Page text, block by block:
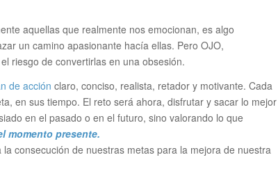
aquellas que realmente nos emocionan, es algo
un camino apasionante hacía ellas. Pero OJO,
riesgo de convertirlas en una obsesión.
de acción claro, conciso, realista, retador y motivante. Cada
en sus tiempo. El reto será ahora, disfrutar y sacar lo mejor
en el pasado o en el futuro, sino valorando lo que
momento presente.
consecución de nuestras metas para la mejora de nuestra